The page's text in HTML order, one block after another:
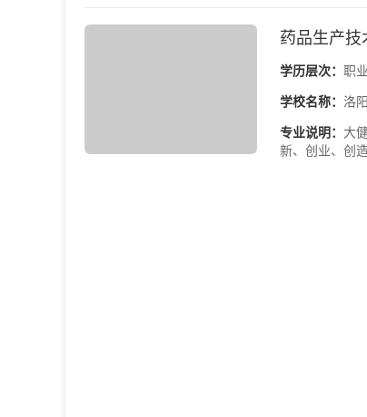
药品生产技
学历层次： 职
学校名称： 洛
专业说明： 大
新、创业、创